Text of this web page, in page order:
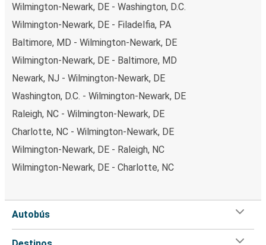
Wilmington-Newark, DE - Washington, D.C.
Wilmington-Newark, DE - Filadelfia, PA
Baltimore, MD - Wilmington-Newark, DE
Wilmington-Newark, DE - Baltimore, MD
Newark, NJ - Wilmington-Newark, DE
Washington, D.C. - Wilmington-Newark, DE
Raleigh, NC - Wilmington-Newark, DE
Charlotte, NC - Wilmington-Newark, DE
Wilmington-Newark, DE - Raleigh, NC
Wilmington-Newark, DE - Charlotte, NC
Autobús